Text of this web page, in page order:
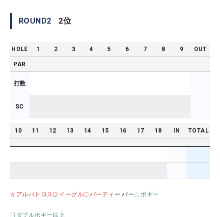
ROUND2 2位
HOLE 1 2 3 4 5 6 7 8 9 OUT
PAR
打数
SC
10 11 12 13 14 15 16 17 18 IN TOTAL
アルバトロス イーグル バーティ ー パー ボギー
ダブルボギー以上